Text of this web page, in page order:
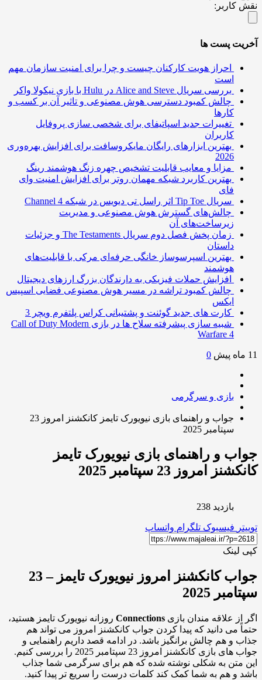
کاربر:
پست ها
احراز هویت کارکنان چیست و چرا برای امنیت سازمان مهم
بررسی سریال Alice and Steve در Hulu با بازی نیکولا واکر
چالش کمبود دسترسی هوش مصنوعی و تاثیر آن بر کسب و
کارها
تغییرات جدید اسپاتیفای برای شخصی سازی پروفایل
کاربران
بهترین ابزارهای رایگان مایکروسافت برای افزایش بهره‌وری
مزایا و معایب قابلیت تشخیص چهره زنگ هوشمند رینگ
بهترین کاربرد شبکه مهمان روتر برای افزایش امنیت وای
سریال Tip Toe اثر راسل تی دیویس در شبکه Channel 4
چالش‌های گسترش هوش مصنوعی و مدیریت
زیرساخت‌های آن
زمان پخش فصل دوم سریال The Testaments و جزئیات
داستان
بهترین اسپرسوساز خانگی حرفه‌ای مرکی با قابلیت‌های
هوشمند
افزایش حملات فیزیکی به دارندگان بزرگ ارزهای دیجیتال
چالش کمبود تراشه در مسیر هوش مصنوعی فضایی اسپیس
کارت های جدید گوئنت و پشتیبانی کراس پلتفرم ویچر 3
شبیه سازی پیشرفته سلاح ها در بازی Call of Duty Modern
Warfare 4
0
بازی و سرگرمی
جواب و راهنمای بازی نیویورک تایمز کانکشنز امروز 23
سپتامبر 2025
و راهنمای بازی نیویورک تایمز
امروز 23 سپتامبر 2025
بازدید 238
فیسبوک تلگرام واتساپ
جواب کانکشنز امروز نیویورک تایمز – 23
2025
علاقه مندان بازیConnectionsروزانه نیویورک تایمز هستید،
می دانید که پیدا کردن جواب کانکشنز امروز می تواند هم
و هم چالش برانگیز باشد. در ادامه قصد داریم راهنمایی و
جواب های بازی کانکشنز امروز 23 سپتامبر 2025 را بررسی کنیم.
متن به شکلی نوشته شده که هم برای سرگرمی شما جذاب
و هم به شما کمک کند کلمات درست را سریع تر پیدا کنید.